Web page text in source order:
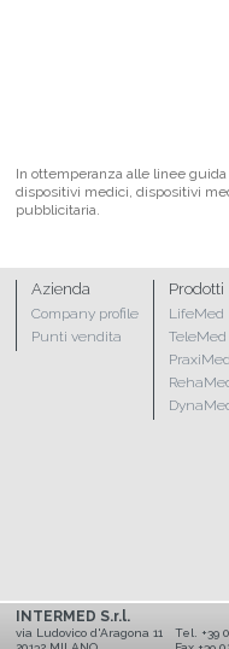
In ottemperanza alle linee
dispositivi medici, dispositivi
pubblicitaria.
Azienda
Company profile
Punti vendita
Prodotti
LifeMed
TeleMed
PraxiMed
INTERMED S.r.l.
via Ludovico d'Aragona 11
Tel. +39